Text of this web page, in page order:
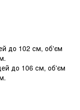
до 102 см, об'єм
до 106 см, об'єм